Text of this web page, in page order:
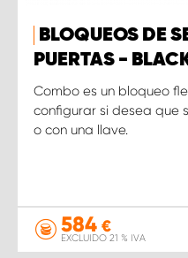
BLOQUEOS DE
PUERTAS -
Combo es un bloqueo
configurar si desea que
o con una llave.
584 €
EXCLUIDO 21 % IVA